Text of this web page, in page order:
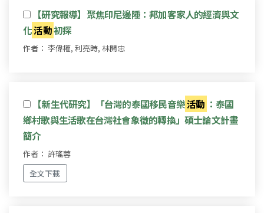
【研究報導】聚焦印尼邊陲：邦加客家人的經濟與文
化活動初探
作者： 李偉權, 利亮時, 林開忠
【新生代研究】「台灣的泰國移民音樂活動 ：泰國
鄉村歌與生活歌在台灣社會象徵的轉換」碩士論文計畫
簡介
作者： 許瑤蓉
全文下載